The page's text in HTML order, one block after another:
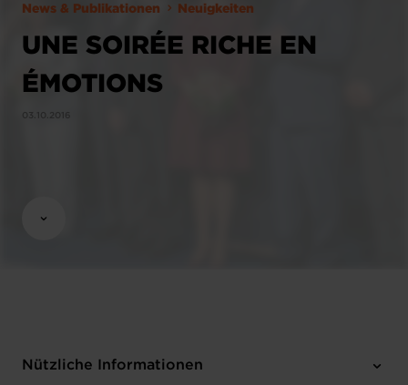
News & Publikationen Neuigkeiten
UNE SOIRÉE RICHE EN
ÉMOTIONS
Nützliche Informationen